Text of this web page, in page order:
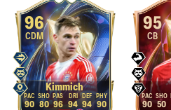
96
CDM
Kimmich
90 80 96 94 94 90
95
CB
90 50